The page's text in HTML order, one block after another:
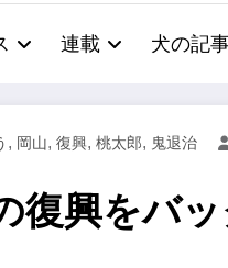
連載 犬の記
, 岡山, 復興, 桃太郎, 鬼退治
復興をバ